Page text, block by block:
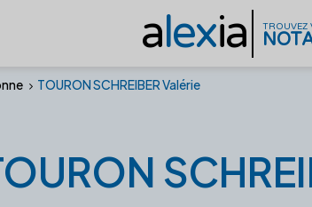
alexia TROUVEZ
TOURON SCHREIBER Valérie